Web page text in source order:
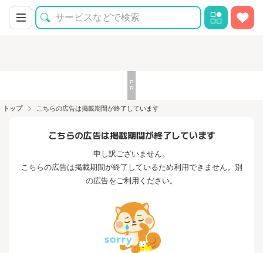
トップ こちらの広告は掲載期間が終了しています
こちらの広告は掲載期間が終了しています
申し訳ございません。
こちらの広告は掲載期間が終了しているため利用できません。別
の広告をご利用ください。